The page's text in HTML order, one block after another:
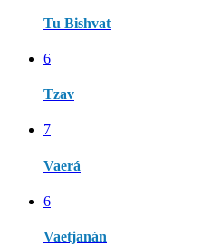
Tu Bishvat
6
Tzav
7
Vaerá
6
Vaetjanán